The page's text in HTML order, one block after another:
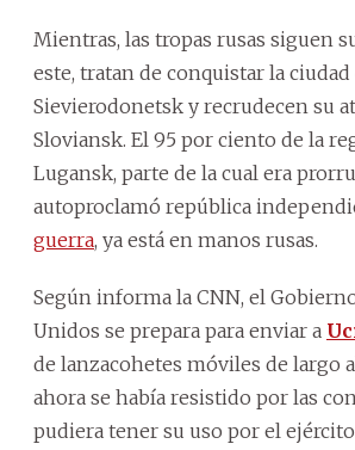
Mientras, las tropas rusas siguen
este, tratan de conquistar la ciudad
Sievierodonetsk y recrudecen su
Sloviansk. El 95 por ciento de la
Lugansk, parte de la cual era
autoproclamó república
guerra, ya está en manos rusas.
Según informa la CNN, el
Unidos se prepara para enviar a
de lanzacohetes móviles de largo
ahora se había resistido por las
pudiera tener su uso por el